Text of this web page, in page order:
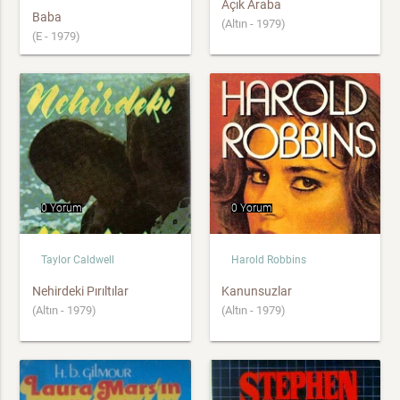
Baba
(E - 1979)
Açık Araba
(Altın - 1979)
0 Yorum
Taylor Caldwell
Nehirdeki Pırıltılar
(Altın - 1979)
0 Yorum
Harold Robbins
Kanunsuzlar
(Altın - 1979)